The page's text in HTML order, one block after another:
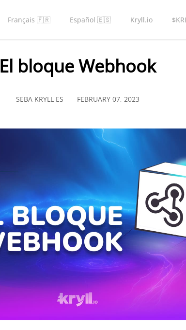
Français 🇫🇷 Español 🇪🇸 Kryll.io
El bloque Webhook
SEBA KRYLL ES FEBRUARY 07, 2023